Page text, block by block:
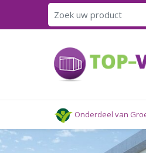
content
Onderdeel van